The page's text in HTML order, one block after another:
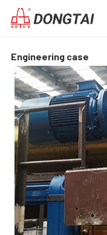
Engineering case